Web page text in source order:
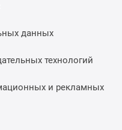
данных
технологий
и рекламных